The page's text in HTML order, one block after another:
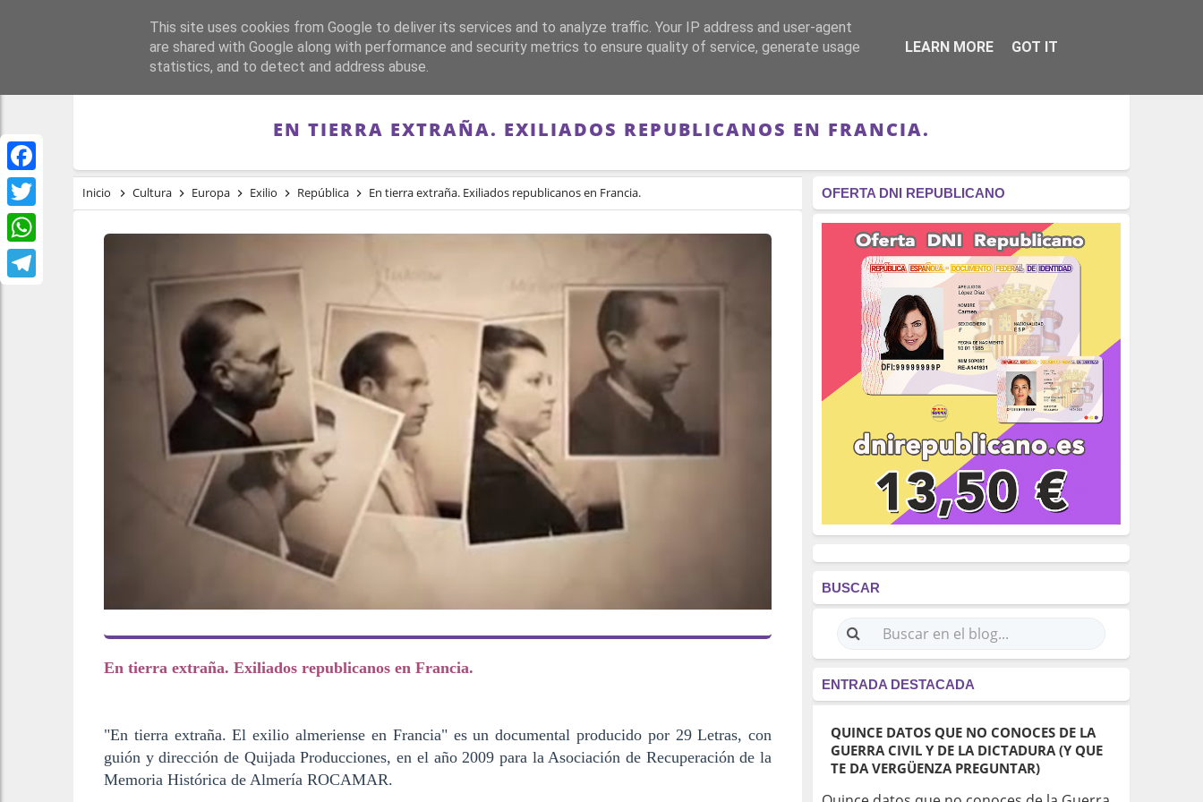
Facebook
Twitter
WhatsApp
PORTADA REPÚBLICA FRANQUISMO GUERRA DE ESPAÑA MEMORIA RÉGIMEN - MONARQUÍA
EN TIERRA EXTRAÑA. EXILIADOS REPUBLICANOS EN FRANCIA.
Inicio Cultura Europa Exilio República En tierra extraña. Exiliados republicanos en Francia.
En tierra extraña. Exiliados republicanos en Francia.
"En tierra extraña. El exilio almeriense en Francia" es un documental producido por 29 Letras, con
guión y dirección de Quijada Producciones, en el año 2009 para la Asociación de Recuperación de la
Memoria Histórica de Almerí­a ROCAMAR.
OFERTA DNI REPUBLICANO
BUSCAR
ENTRADA DESTACADA
QUINCE DATOS QUE NO CONOCES DE LA
GUERRA CIVIL Y DE LA DICTADURA (Y QUE
TE DA VERGÜENZA PREGUNTAR)
This site uses cookies from Google to deliver its services and to analyze traffic. Your IP address and user-agent
are shared with Google along with performance and security metrics to ensure quality of service, generate usage
statistics, and to detect and address abuse.
LEARN MORE GOT IT